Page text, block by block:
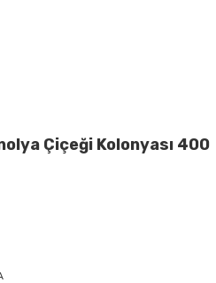
Çiçeği Kolonyası 400